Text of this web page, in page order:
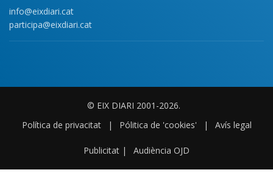
info@eixdiari.cat
participa@eixdiari.cat
© EIX DIARI 2001-2026.
Política de privacitat
| Pólitica de 'cookies' | Avís legal
Publicitat | Audiència OJD